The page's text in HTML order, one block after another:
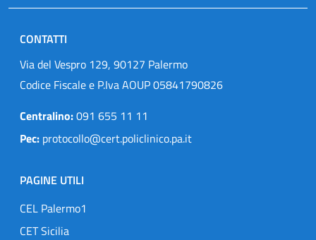
CONTATTI
Via del Vespro 129, 90127 Palermo
Codice Fiscale e P.Iva AOUP 05841790826
Centralino:091 655 11 11
Pec: protocollo@cert.policlinico.pa.it
PAGINE UTILI
CEL Palermo1
CET Sicilia